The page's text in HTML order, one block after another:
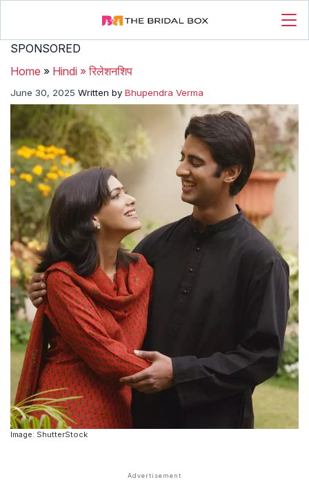
SPONSORED
Home » Hindi »रिलेशनशिप
June 30, 2025 Written by Bhupendra Verma
Image: ShutterStock